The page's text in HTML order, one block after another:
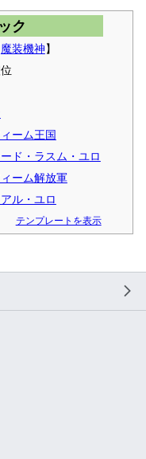
ク
魔装機神】
ーム王国
ド・ラスム・ユロ
ーム解放軍
ル・ユロ
テンプレートを表示